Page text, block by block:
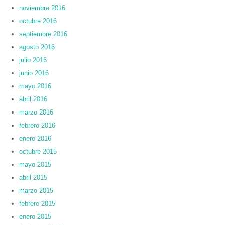
noviembre 2016
octubre 2016
septiembre 2016
agosto 2016
julio 2016
junio 2016
mayo 2016
abril 2016
marzo 2016
febrero 2016
enero 2016
octubre 2015
mayo 2015
abril 2015
marzo 2015
febrero 2015
enero 2015